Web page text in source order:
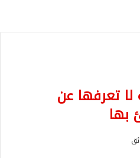
لا تعرفها عن
بها